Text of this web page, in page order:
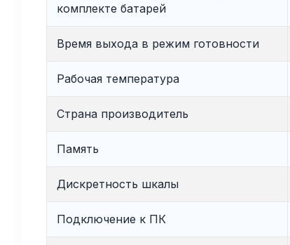
комплекте батарей
Время выхода в режим готовности
Рабочая температура
Страна производитель
Память
Дискретность шкалы
Подключение к ПК